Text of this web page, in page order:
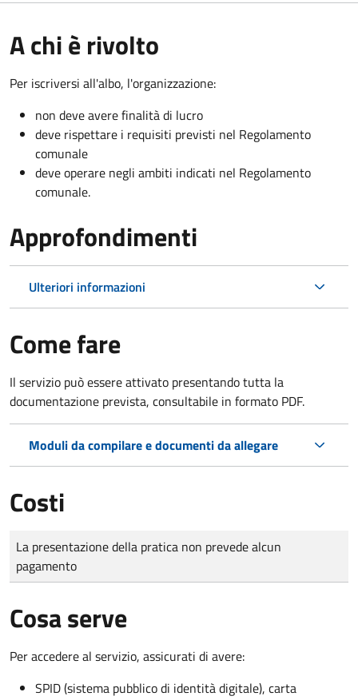
A chi è rivolto
Per iscriversi all'albo, l'organizzazione:
non deve avere finalità di lucro
deve rispettare i requisiti previsti nel Regolamento
comunale
deve operare negli ambiti indicati nel Regolamento
comunale.
Approfondimenti
Ulteriori informazioni
Come fare
Il servizio può essere attivato presentando tutta la
documentazione prevista, consultabile in formato PDF.
Moduli da compilare e documenti da allegare
Costi
Tipo di pagamento
Importo
La presentazione della pratica non prevede alcun
pagamento
Cosa serve
Per accedere al servizio, assicurati di avere:
SPID (sistema pubblico di identità digitale), carta